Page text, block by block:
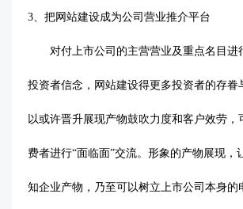
3、把网站建设成为公司营业推介平台
对付上市公司的主营营业及重点名目进
投资者信念，网站建设得更多投资者的存眷
以或许晋升展现产物鼓吹力度和客户效劳，
费者进行“面临面”交流。形象的产物展现，
知企业产物，乃至可以树立上市公司本身的